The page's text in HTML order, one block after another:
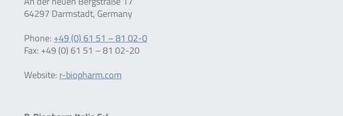
64297 Darmstadt, Germany
Phone: +49 (0) 61 51 – 81 02-0
Fax: +49 (0) 61 51 – 81 02-20
Website: r-biopharm.com